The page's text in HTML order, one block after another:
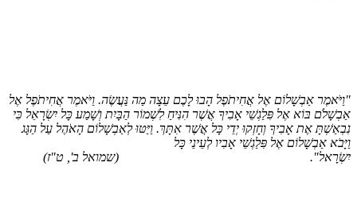
אַבְשָׁלוֹם אֶל אֲחִיתֹפֶל הָבוּ לָכֶם עֵצָה מַה נַּעֲשֶׂה. וַיֹּאמֶר אֲחִיתֹפֶל אֶל
בּוֹא אֶל פִּלַגְשֵׁי אָבִיךָ אֲשֶׁר הִנִּיחַ לִשְׁמוֹר הַבָּיִת וְשָׁמַע כָּל יִשְׂרָאֵל כִּי
אֶת אָבִיךָ וְחָזְקוּ יְדֵי כָּל אֲשֶׁר אִתָּךְ. וַיַּטּוּ לְאַבְשָׁלוֹם הָאֹהֶל עַל הַגָּג
אַבְשָׁלוֹם אֶל פִּלַגְשֵׁי אָבִיו לְעֵינֵי כָּל
(שמואל ב', ט"ז)